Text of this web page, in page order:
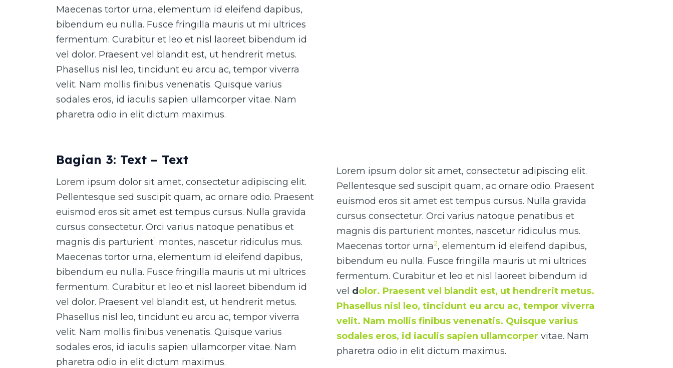
Maecenas tortor urna, elementum id eleifend dapibus,
bibendum eu nulla. Fusce fringilla mauris ut mi ultrices
fermentum. Curabitur et leo et nisl laoreet bibendum id
vel dolor. Praesent vel blandit est, ut hendrerit metus.
Phasellus nisl leo, tincidunt eu arcu ac, tempor viverra
velit. Nam mollis finibus venenatis. Quisque varius
sodales eros, id iaculis sapien ullamcorper vitae. Nam
pharetra odio in elit dictum maximus.
Bagian 3: Text – Text
Lorem ipsum dolor sit amet, consectetur adipiscing elit.
Pellentesque sed suscipit quam, ac ornare odio. Praesent
euismod eros sit amet est tempus cursus. Nulla gravida
cursus consectetur. Orci varius natoque penatibus et
magnis dis parturient1 montes, nascetur ridiculus mus.
Maecenas tortor urna, elementum id eleifend dapibus,
bibendum eu nulla. Fusce fringilla mauris ut mi ultrices
fermentum. Curabitur et leo et nisl laoreet bibendum id
vel dolor. Praesent vel blandit est, ut hendrerit metus.
Phasellus nisl leo, tincidunt eu arcu ac, tempor viverra
velit. Nam mollis finibus venenatis. Quisque varius
sodales eros, id iaculis sapien ullamcorper vitae. Nam
pharetra odio in elit dictum maximus.
Lorem ipsum dolor sit amet, consectetur adipiscing elit.
Pellentesque sed suscipit quam, ac ornare odio. Praesent
euismod eros sit amet est tempus cursus. Nulla gravida
cursus consectetur. Orci varius natoque penatibus et
magnis dis parturient montes, nascetur ridiculus mus.
Maecenas tortor urna2, elementum id eleifend dapibus,
bibendum eu nulla. Fusce fringilla mauris ut mi ultrices
fermentum. Curabitur et leo et nisl laoreet bibendum id
vel dolor. Praesent vel blandit est, ut hendrerit metus.
Phasellus nisl leo, tincidunt eu arcu ac, tempor viverra
velit. Nam mollis finibus venenatis. Quisque varius
sodales eros, id iaculis sapien ullamcorper vitae. Nam
pharetra odio in elit dictum maximus.